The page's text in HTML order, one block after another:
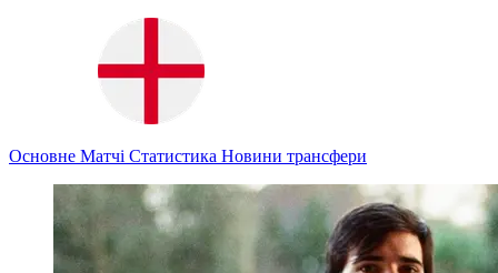
Основне Матчі Статистика Новини трансфери